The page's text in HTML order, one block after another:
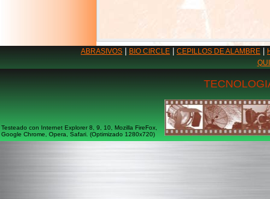
ABRASIVOS BIO CIRCLE CEPILLOS DE ALAMBRE
Testeado con Internet Explorer 8, 9, 10, Mozilla FireFox,
Google Chrome, Opera, Safari. (Optimizado 1280x720)